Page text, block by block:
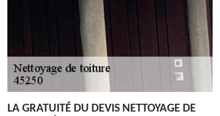
LA GRATUITÉ DU DEVIS NETTOYAGE DE